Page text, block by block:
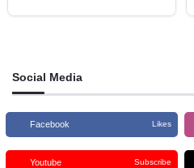
Social Media
Facebook Likes
Youtube Subscribe